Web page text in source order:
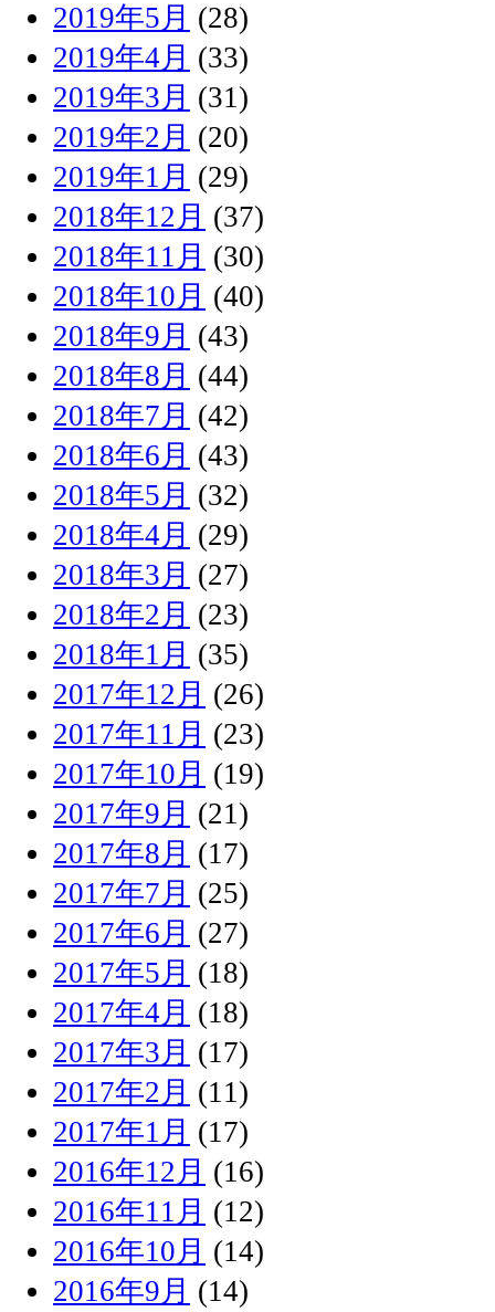
2019年5月 (28)
2019年4月 (33)
2019年3月 (31)
2019年2月 (20)
2019年1月 (29)
2018年12月 (37)
2018年11月 (30)
2018年10月 (40)
2018年9月 (43)
2018年8月 (44)
2018年7月 (42)
2018年6月 (43)
2018年5月 (32)
2018年4月 (29)
2018年3月 (27)
2018年2月 (23)
2018年1月 (35)
2017年12月 (26)
2017年11月 (23)
2017年10月 (19)
2017年9月 (21)
2017年8月 (17)
2017年7月 (25)
2017年6月 (27)
2017年5月 (18)
2017年4月 (18)
2017年3月 (17)
2017年2月 (11)
2017年1月 (17)
2016年12月 (16)
2016年11月 (12)
2016年10月 (14)
2016年9月 (14)